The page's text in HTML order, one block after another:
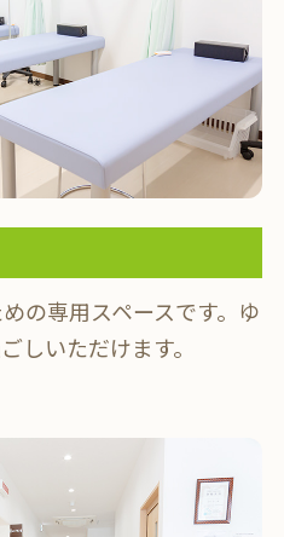
の専用スペースです。 ゆ
しいただけます。